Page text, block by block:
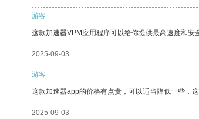
游客
这款加速器VPM应用程序可以给你提供最高速度和安
2025-09-03
游客
这款加速器app的价格有点贵，可以适当降低一些，这
2025-09-03